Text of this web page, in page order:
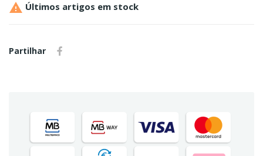
 Últimos artigos em stock
Partilhar